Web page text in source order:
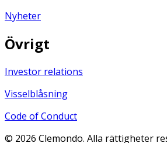
Nyheter
Övrigt
Investor relations
Visselblåsning
Code of Conduct
© 2026 Clemondo. Alla rättigheter